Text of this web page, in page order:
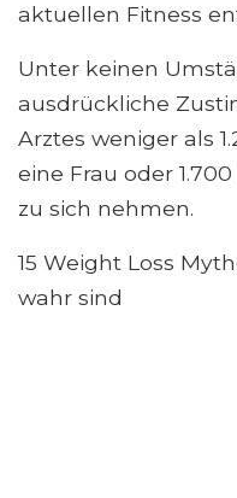
aktuellen Fitness
Unter keinen
ausdrückliche
Arztes weniger als
eine Frau oder
zu sich nehmen.
15 Weight Loss
wahr sind